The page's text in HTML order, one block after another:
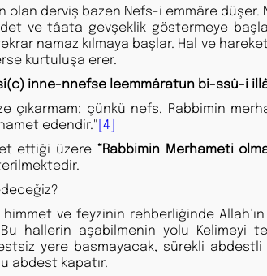
olan derviş bazen Nefs-i emmâre
ve tâata gevşeklik göstermeye
namaz kılmaya başlar. Hal ve
kurtuluşa erer.
inne-nnefse leemmâratun bi-ssû-i
çıkarmam; çünkü nefs, Rabbimin
edendir."[4]
ettiği üzere “Rabbimin Merhameti
ve feyzinin rehberliğinde
hallerin aşabilmenin yolu Kelimeyi
yere basmayacak, sürekli
abdest kapatır.